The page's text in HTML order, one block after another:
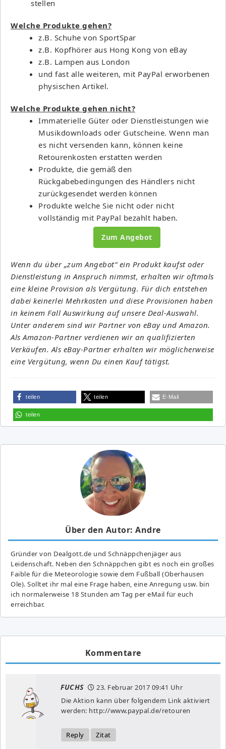
stellen
Welche Produkte gehen?
z.B. Schuhe von SportSpar
z.B. Kopfhörer aus Hong Kong von eBay
z.B. Lampen aus London
und fast alle weiteren, mit PayPal erworbenen
physischen Artikel.
Welche Produkte gehen nicht?
Immaterielle Güter oder Dienstleistungen wie
Musikdownloads oder Gutscheine. Wenn man
es nicht versenden kann, können keine
Retourenkosten erstatten werden
Produkte, die gemäß den
Rückgabebedingungen des Händlers nicht
zurückgesendet werden können
Produkte welche Sie nicht oder nicht
vollständig mit PayPal bezahlt haben.
Zum Angebot
Wenn du über „zum Angebot“ ein Produkt kaufst oder
Dienstleistung in Anspruch nimmst, erhalten wir oftmals
eine kleine Provision als Vergütung. Für dich entstehen
dabei keinerlei Mehrkosten und diese Provisionen haben
in keinem Fall Auswirkung auf unsere Deal-Auswahl.
Unter anderem sind wir Partner von eBay und Amazon.
Als Amazon-Partner verdienen wir an qualifizierten
Verkäufen. Als eBay-Partner erhalten wir möglicherweise
eine Vergütung, wenn Du einen Kauf tätigst.
teilen teilen E-Mail
teilen
Über den Autor: Andre
Gründer von Dealgott.de und Schnäppchenjäger aus
Leidenschaft. Neben den Schnäppchen gibt es noch ein großes
Fai­ble für die Meteorologie sowie dem Fußball (Oberhausen
Ole). Solltet ihr mal eine Frage haben, eine Anregung usw. bin
ich normalerweise 18 Stunden am Tag per eMail für euch
erreichbar.
Kommentare
FUCHS 23. Februar 2017 09:41 Uhr
Die Aktion kann über folgendem Link aktiviert
werden: http://www.paypal.de/retouren
Reply Zitat